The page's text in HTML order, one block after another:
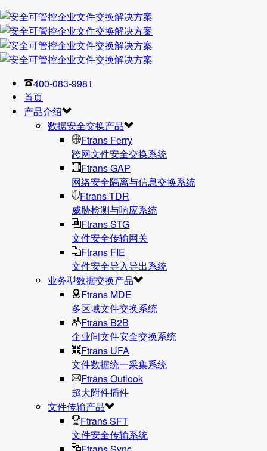
400-083-9981
首页
产品介绍
数据安全交换产品
Ftrans Ferry
跨网文件安全交换系统
Ftrans GAP
网络安全隔离与信息交换系统
Ftrans TDR
威胁检测与响应系统
Ftrans STG
文件安全传输网关
Ftrans FIE
文件安全导入导出系统
业务型数据交换产品
Ftrans MDE
多区域文件交换系统
Ftrans B2B
企业间文件安全交换系统
Ftrans UFA
文件数据统⼀采集系统
Ftrans Outlook
超大附件插件
文件传输产品
Ftrans SFT
文件安全传输系统